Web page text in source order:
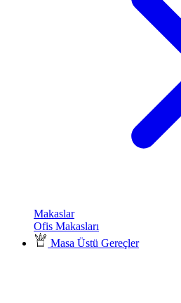
Makaslar
Ofis Makasları
Masa Üstü Gereçler